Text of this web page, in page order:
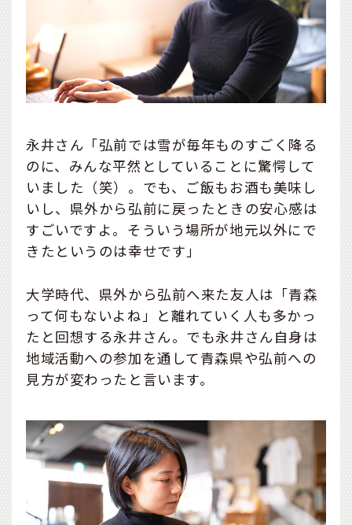
永井さん「弘前では雪が毎年ものすごく降る
のに、みんな平然としていることに驚愕して
いました（笑）。でも、ご飯もお酒も美味し
いし、県外から弘前に戻ったときの安心感は
すごいですよ。そういう場所が地元以外にで
きたというのは幸せです」
大学時代、県外から弘前へ来た友人は「青森
って何もないよね」と離れていく人も多かっ
たと回想する永井さん。でも永井さん自身は
地域活動への参加を通して青森県や弘前への
見方が変わったと言います。